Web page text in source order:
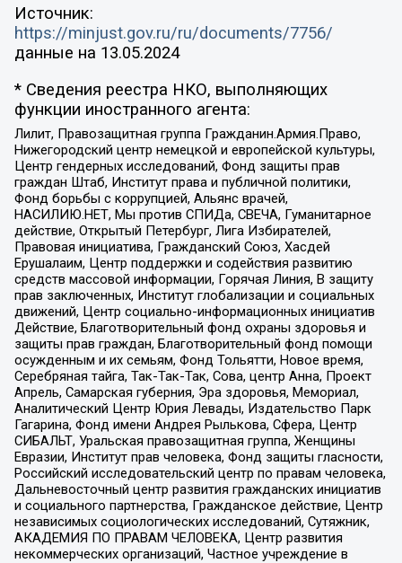
Источник:
https://minjust.gov.ru/ru/documents/7756/
данные на 13.05.2024
* Сведения реестра НКО, выполняющих
функции иностранного агента:
Лилит, Правозащитная группа Гражданин.Армия.Право,
Нижегородский центр немецкой и европейской культуры,
Центр гендерных исследований, Фонд защиты прав
граждан Штаб, Институт права и публичной политики,
Фонд борьбы с коррупцией, Альянс врачей,
НАСИЛИЮ.НЕТ, Мы против СПИДа, СВЕЧА, Гуманитарное
действие, Открытый Петербург, Лига Избирателей,
Правовая инициатива, Гражданский Союз, Хасдей
Ерушалаим, Центр поддержки и содействия развитию
средств массовой информации, Горячая Линия, В защиту
прав заключенных, Институт глобализации и социальных
движений, Центр социально-информационных инициатив
Действие, Благотворительный фонд охраны здоровья и
защиты прав граждан, Благотворительный фонд помощи
осужденным и их семьям, Фонд Тольятти, Новое время,
Серебряная тайга, Так-Так-Так, Сова, центр Анна, Проект
Апрель, Самарская губерния, Эра здоровья, Мемориал,
Аналитический Центр Юрия Левады, Издательство Парк
Гагарина, Фонд имени Андрея Рылькова, Сфера, Центр
СИБАЛЬТ, Уральская правозащитная группа, Женщины
Евразии, Институт прав человека, Фонд защиты гласности,
Российский исследовательский центр по правам человека,
Дальневосточный центр развития гражданских инициатив
и социального партнерства, Гражданское действие, Центр
независимых социологических исследований, Сутяжник,
АКАДЕМИЯ ПО ПРАВАМ ЧЕЛОВЕКА, Центр развития
некоммерческих организаций, Частное учреждение в